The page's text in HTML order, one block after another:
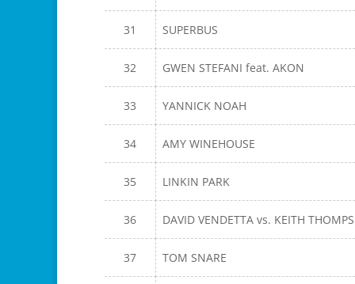
31 SUPERBUS
32 GWEN STEFANI feat. AKON
33 YANNICK NOAH
34 AMY WINEHOUSE
35 LINKIN PARK
36 DAVID VENDETTA vs. KEITH
37 TOM SNARE